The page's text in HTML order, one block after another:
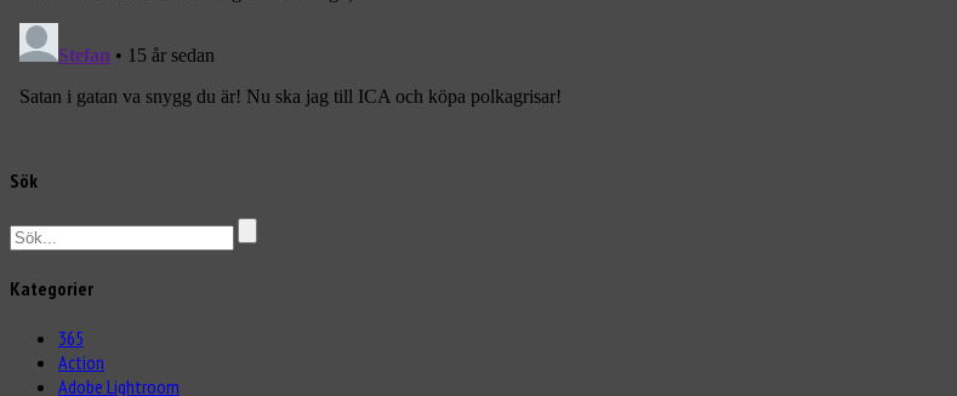
Sök
Kategorier
365
Action
Adobe Lightroom